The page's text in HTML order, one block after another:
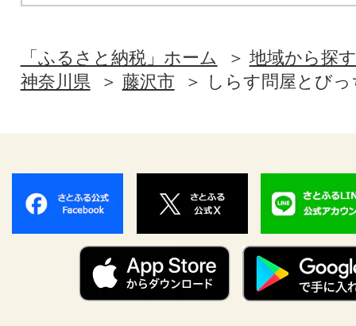
「ふるさと納税」ホーム
地域から探す
神奈川県
藤沢市 しらす問屋とびっ